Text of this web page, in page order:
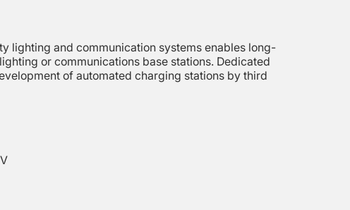
lighting and communication systems enables long-
or communications base stations. Dedicated
of automated charging stations by third